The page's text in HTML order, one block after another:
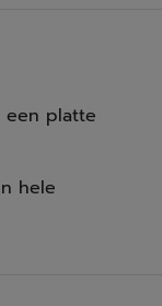
een platte
hele